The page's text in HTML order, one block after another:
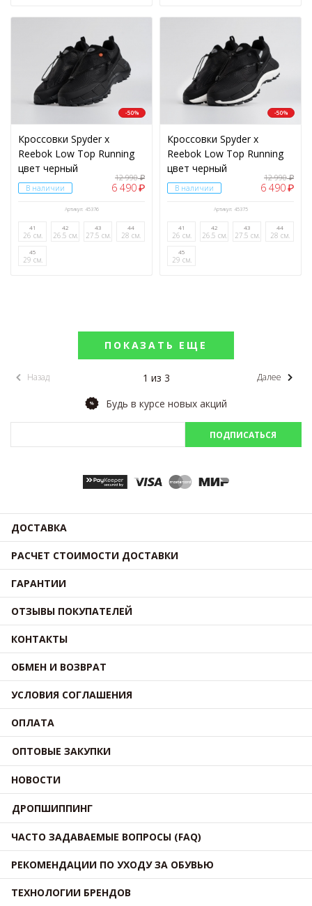
-50%
Кроссовки Spyder x
Reebok Low Top Running
цвет черный
В наличии
12 990₽
6 490₽
Артикул: 45376
41
26 см.
42
26.5 см.
43
27.5 см.
44
28 см.
45
29 см.
-50%
Кроссовки Spyder x
Reebok Low Top Running
цвет черный
В наличии
12 990₽
6 490₽
Артикул: 45375
41
26 см.
42
26.5 см.
43
27.5 см.
44
28 см.
45
29 см.
ПОКАЗАТЬ ЕЩЕ
Назад Далее
1 из 3
Будь в курсе новых акций
ПОДПИСАТЬСЯ
ДОСТАВКА
РАСЧЕТ СТОИМОСТИ ДОСТАВКИ
ГАРАНТИИ
ОТЗЫВЫ ПОКУПАТЕЛЕЙ
КОНТАКТЫ
ОБМЕН И ВОЗВРАТ
УСЛОВИЯ СОГЛАШЕНИЯ
ОПЛАТА
ОПТОВЫЕ ЗАКУПКИ
НОВОСТИ
ДРОПШИППИНГ
ЧАСТО ЗАДАВАЕМЫЕ ВОПРОСЫ (FAQ)
РЕКОМЕНДАЦИИ ПО УХОДУ ЗА ОБУВЬЮ
ТЕХНОЛОГИИ БРЕНДОВ